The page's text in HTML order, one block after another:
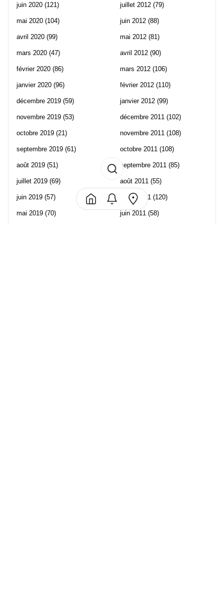
juin 2020 (121)
mai 2020 (104)
avril 2020 (99)
mars 2020 (47)
février 2020 (86)
janvier 2020 (96)
décembre 2019 (59)
novembre 2019 (53)
octobre 2019 (21)
septembre 2019 (61)
août 2019 (51)
juillet 2019 (69)
juin 2019 (57)
mai 2019 (70)
juillet 2012 (79)
juin 2012 (88)
mai 2012 (81)
avril 2012 (90)
mars 2012 (106)
février 2012 (110)
janvier 2012 (99)
décembre 2011 (102)
novembre 2011 (108)
octobre 2011 (108)
septembre 2011 (85)
août 2011 (55)
juillet 2011 (120)
juin 2011 (58)